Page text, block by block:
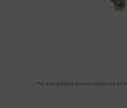
Für eine größere Ansicht klicken Sie auf